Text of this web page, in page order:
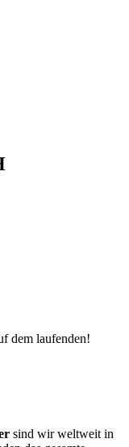
dem laufenden!
sind wir weltweit in